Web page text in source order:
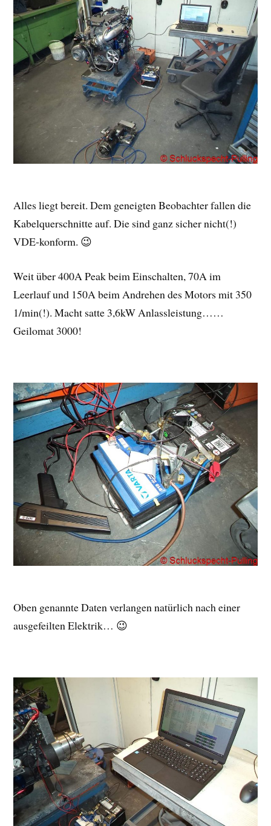
Alles liegt bereit. Dem geneigten Beobachter fallen die
Kabelquerschnitte auf. Die sind ganz sicher nicht(!)
VDE-konform. 😉
Weit über 400A Peak beim Einschalten, 70A im
Leerlauf und 150A beim Andrehen des Motors mit 350
1/min(!). Macht satte 3,6kW Anlassleistung……
Geilomat 3000!
Oben genannte Daten verlangen natürlich nach einer
ausgefeilten Elektrik… 😉